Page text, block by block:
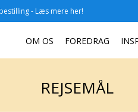
- Læs mere her!
OM OS FOREDRAG
REJSEMÅL
REJSEMÅL